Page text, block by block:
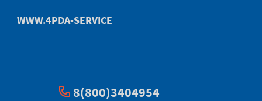
WWW.4PDA-SERVICE
8(800)3404954